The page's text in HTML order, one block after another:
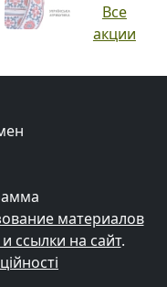
Все
акции
материалов
ссылки на сайт.